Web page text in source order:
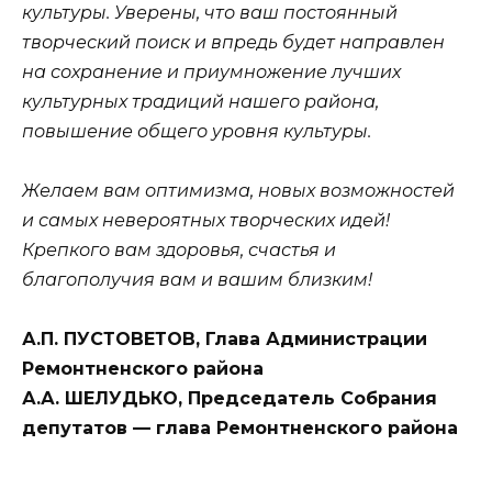
культуры. Уверены, что ваш постоянный
творческий поиск и впредь будет направлен
на сохранение и приумножение лучших
культурных традиций нашего района,
повышение общего уровня культуры.
Желаем вам оптимизма, новых возможностей
и самых невероятных творческих идей!
Крепкого вам здоровья, счастья и
благополучия вам и вашим близким!
А.П. ПУСТОВЕТОВ, Глава Администрации
Ремонтненского района
А.А. ШЕЛУДЬКО, Председатель Собрания
депутатов — глава Ремонтненского района